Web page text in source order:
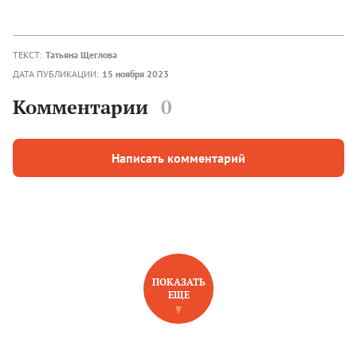
ТЕКСТ: Татьяна Щеглова
ДАТА ПУБЛИКАЦИИ: 15 ноября 2023
Комментарии 0
Написать комментарий
НОВОЕ НА САЙТЕ
ПОКАЗАТЬ
ЕЩЕ